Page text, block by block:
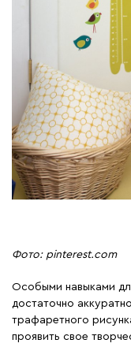
Фото: pinterest.com
Особыми навыками
достаточно
трафаретного
проявить свое